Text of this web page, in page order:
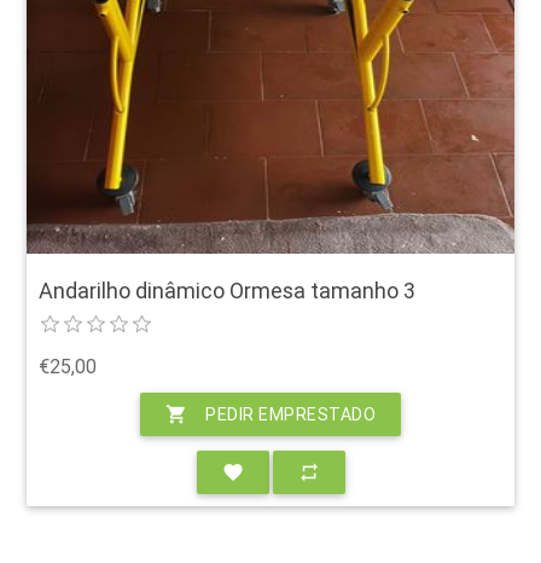
Andarilho dinâmico Ormesa tamanho 3
€25,00
shopping_cart PEDIR EMPRESTADO
favorite repeat